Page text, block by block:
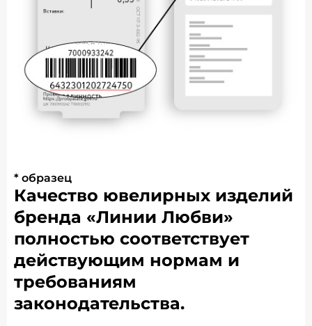
* образец
Качество ювелирных изделий
бренда «Линии Любви»
полностью соответствует
действующим нормам и
требованиям
законодательства.